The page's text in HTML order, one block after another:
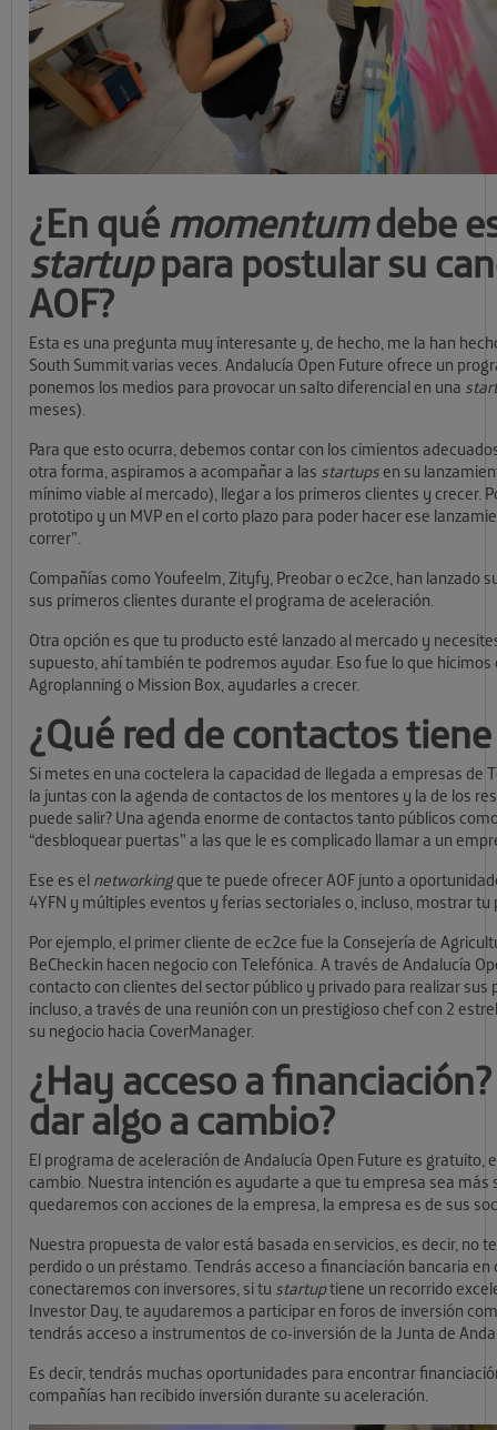
¿En qué momentumdebe
startuppara postular su
AOF?
Esta es una pregunta muy interesante y, de hecho, me la han
South Summit varias veces. Andalucía Open Future ofrece un
ponemos los medios para provocar un salto diferencial en una
meses).
Para que esto ocurra, debemos contar con los cimientos
otra forma, aspiramos a acompañar a las startupsen su
mínimo viable al mercado), llegar a los primeros clientes y crecer.
prototipo y un MVP en el corto plazo para poder hacer ese
correr”.
Compañías como Youfeelm, Zityfy, Preobar o ec2ce, han lanzado
sus primeros clientes durante el programa de aceleración.
Otra opción es que tu producto esté lanzado al mercado y
supuesto, ahí también te podremos ayudar. Eso fue lo que
Agroplanning o Mission Box, ayudarles a crecer.
¿Qué red de contactos tiene
Si metes en una coctelera la capacidad de llegada a empresas de
la juntas con la agenda de contactos de los mentores y la de los
puede salir? Una agenda enorme de contactos tanto públicos
“desbloquear puertas” a las que le es complicado llamar a un
Ese es el networkingque te puede ofrecer AOF junto a
4YFN y múltiples eventos y ferias sectoriales o, incluso, mostrar
Por ejemplo, el primer cliente de ec2ce fue la Consejería de
BeCheckin hacen negocio con Telefónica. A través de Andalucía
contacto con clientes del sector público y privado para realizar sus
incluso, a través de una reunión con un prestigioso chef con 2
su negocio hacia CoverManager.
¿Hay acceso a
dar algo a cambio?
El programa de aceleración de Andalucía Open Future es gratuito,
cambio. Nuestra intención es ayudarte a que tu empresa sea más
quedaremos con acciones de la empresa, la empresa es de sus
Nuestra propuesta de valor está basada en servicios, es decir, no
perdido o un préstamo. Tendrás acceso a financiación bancaria
conectaremos con inversores, si tu startuptiene un recorrido
Investor Day, te ayudaremos a participar en foros de inversión
tendrás acceso a instrumentos de co-inversión de la Junta de
Es decir, tendrás muchas oportunidades para encontrar
compañías han recibido inversión durante su aceleración.